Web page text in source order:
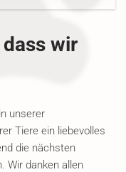
wir
unserer
Tiere ein liebevolles
die nächsten
Wir danken allen